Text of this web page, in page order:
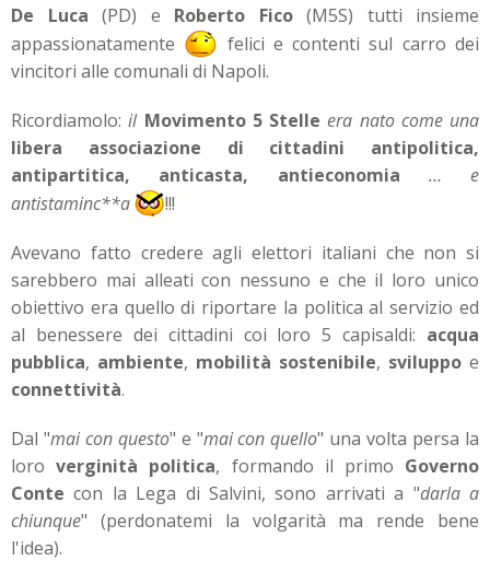
De Luca (PD) e Roberto Fico(M5S) tutti insieme
appassionatamente
felici e contenti sul carro dei
vincitori alle comunali di Napoli.
Ricordiamolo:il Movimento 5 Stelle era nato come una
libera associazione di cittadini antipolitica,
antipartitica, anticasta, antieconomia
… e
antistaminc**a
!!!
Avevano fatto credere agli elettori italiani che non si
sarebbero mai alleati con nessuno e che il loro unico
obiettivo era quello di riportare la politica al servizio ed
al benessere dei cittadini coi loro 5 capisaldi: acqua
pubblica, ambiente, mobilità sostenibile, sviluppo e
connettività.
Dal "mai con questo" e "mai con quello" una volta persa la
loroverginità politica, formando il primo Governo
Conte con la Lega di Salvini, sono arrivati a "darla a
chiunque" (perdonatemi la volgarità ma rende bene
l'idea).